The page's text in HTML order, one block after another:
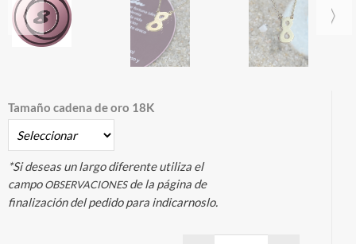
Tamaño cadena de oro 18K
*Si deseas un largo diferente utiliza el
campoOBSERVACIONESde la página de
finalización del pedido para indicarnoslo.